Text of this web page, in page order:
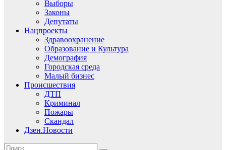
Выборы
Законы
Депутаты
Нацпроекты
Здравоохранение
Образование и Культура
Демография
Городская среда
Малый бизнес
Происшествия
ДТП
Криминал
Пожары
Скандал
Дзен.Новости